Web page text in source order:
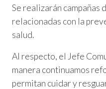
Se realizarán campañas
relacionadas con la
salud.
Al respecto, el Jefe
manera continuamos
permitan cuidar y